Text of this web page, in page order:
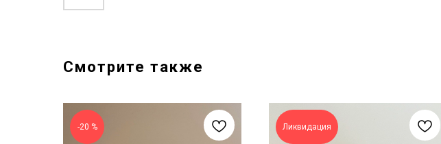
Смотрите также
-20 % Ликвидация